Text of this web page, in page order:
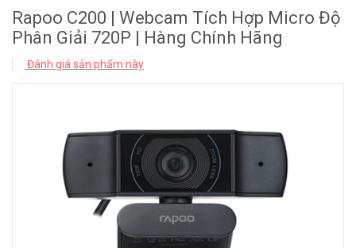
Rapoo C200 | Webcam Tích Hợp Micro Độ
Phân Giải 720P | Hàng Chính Hãng
Đánh giá sản phẩm này